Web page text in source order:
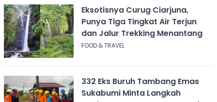
Eksotisnya Curug Ciarjuna,
Punya Tiga Tingkat Air Terjun
dan Jalur Trekking Menantang
FOOD & TRAVEL
332 Eks Buruh Tambang Emas
Sukabumi Minta Langkah